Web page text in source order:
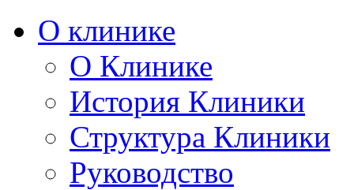
О клинике
О Клинике
История Клиники
Структура Клиники
Руководство